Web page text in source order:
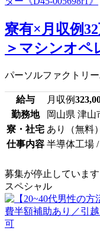
寮有×月収例
＞マシンオペ
パーソルファクトリ
給与 月収例
勤務地
岡山県 津山
寮・社宅 あり（無料）
仕事内容 半導体工場
募集が停止しています
スペシャル